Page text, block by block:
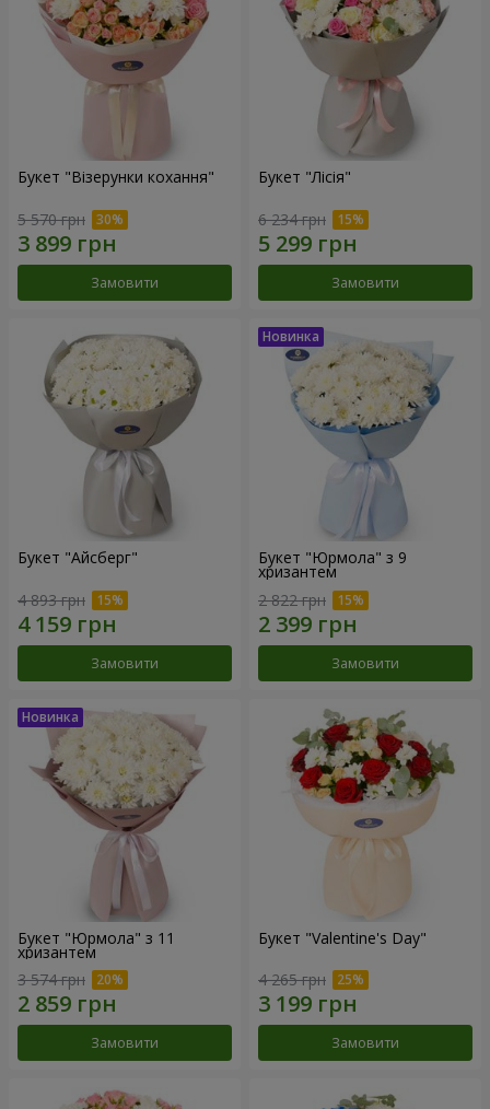
Букет "Візерунки кохання"
5 570 грн
Замовити
Букет "Лісія"
6 234 грн
Замовити
Букет "Айсберг"
4 893 грн
Замовити
Букет "Юрмола" з 9
хризантем
2 822 грн
Замовити
Букет "Юрмола" з 11
хризантем
3 574 грн
Замовити
Букет "Valentine's Day"
4 265 грн
Замовити